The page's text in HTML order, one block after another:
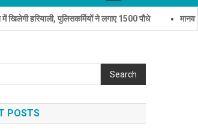
पुलिसकर्मियों ने लगाए 1500 पौधे मानव तस्करी पर
Search
POSTS